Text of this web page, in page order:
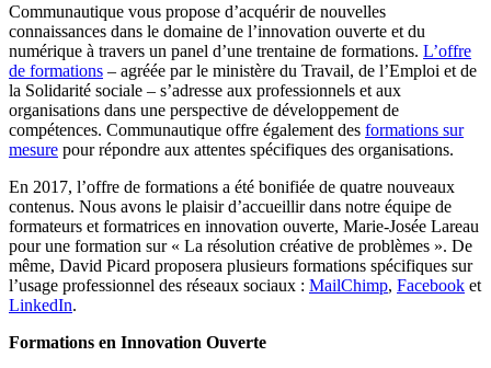
Communautique vous propose d’acquérir de nouvelles
connaissances dans le domaine de l’innovation ouverte et du
numérique à travers un panel d’une trentaine de formations. L’offre
de formations – agréée par le ministère du Travail, de l’Emploi et de
la Solidarité sociale – s’adresse aux professionnels et aux
organisations dans une perspective de développement de
compétences. Communautique offre également des formations sur
mesure pour répondre aux attentes spécifiques des organisations.
En 2017, l’offre de formations a été bonifiée de quatre nouveaux
contenus. Nous avons le plaisir d’accueillir dans notre équipe de
formateurs et formatrices en innovation ouverte, Marie-Josée Lareau
pour une formation sur « La résolution créative de problèmes ». De
même, David Picard proposera plusieurs formations spécifiques sur
l’usage professionnel des réseaux sociaux : MailChimp, Facebook et
LinkedIn.
Formations en Innovation Ouverte